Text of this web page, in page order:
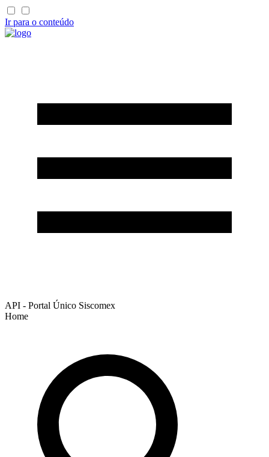
Ir para o conteúdo
API - Portal Único Siscomex
Home